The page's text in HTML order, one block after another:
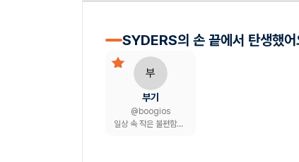
SYDERS의 손 끝에서 탄생했어
부
부기
@ boogios
일상 속 작은 불편함을 앱으로 해결하는 1인 개발자